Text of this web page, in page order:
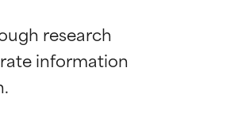
research
information